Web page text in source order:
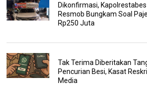
Dikonfirmasi,
Resmob Bungkam Soal
Rp250 Juta
Tak Terima Diberitakan
Pencurian Besi, Kasat
Media